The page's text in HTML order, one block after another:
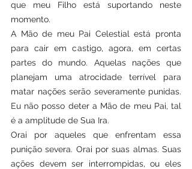
que meu Filho está suportando neste
momento.
A Mão de meu Pai Celestial está pronta
para cair em castigo, agora, em certas
partes do mundo. Aquelas nações que
planejam uma atrocidade terrível para
matar nações serão severamente punidas.
Eu não posso deter a Mão de meu Pai, tal
é a amplitude de Sua Ira.
Orai por aqueles que enfrentam essa
punição severa. Orai por suas almas. Suas
ações devem ser interrompidas, ou eles